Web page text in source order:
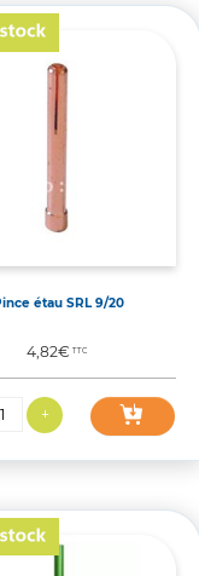
étau SRL 9/20
Prix
4,82€TTC